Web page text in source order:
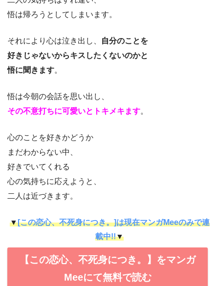
悟は帰ろうとしてしまいます。
それにより心は泣き出し、
自分のことを
好きじゃないからキスしたくないのかと
悟に聞きます。
悟は今朝の会話を思い出し、
その不意打ちに可愛いとトキメキます。
心のことを好きかどうか
まだわからない中、
好きでいてくれる
心の気持ちに応えようと、
二人は近づきます。
▼[この恋心、不死身につき。]は現在マンガMeeのみで連
載中!!▼
【この恋心、不死身につき。】をマンガ
Meeにて無料で読む